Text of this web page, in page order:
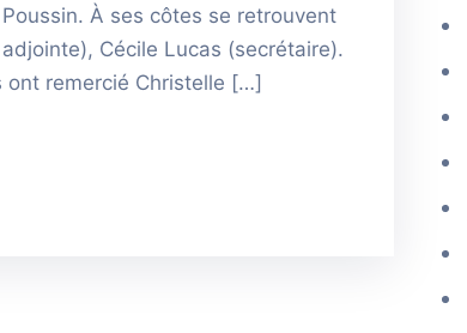
À ses côtes se retrouvent
Cécile Lucas (secrétaire).
ont remercié Christelle […]